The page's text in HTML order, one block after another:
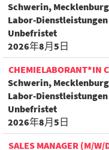
Schwerin,
Labor-Dienstleistungen
Unbefristet
2026年8月5日
CHEMIELABORANT*IN
Schwerin,
Labor-Dienstleistungen
Unbefristet
2026年8月5日
SALES MANAGER (M/W/